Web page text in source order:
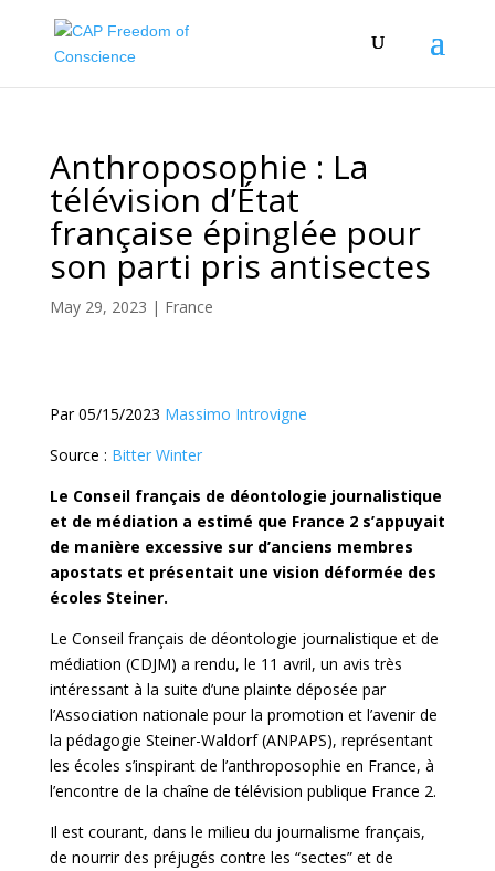
Anthroposophie : La
télévision d’État
française épinglée pour
son parti pris antisectes
May 29, 2023 | France
Par05/15/2023 Massimo Introvigne
Source : Bitter Winter
Le Conseil français de déontologie journalistique
et de médiation a estimé que France 2 s’appuyait
de manière excessive sur d’anciens membres
apostats et présentait une vision déformée des
écoles Steiner.
Le Conseil français de déontologie journalistique et de
médiation (CDJM) a rendu, le 11 avril, un avis très
intéressant à la suite d’une plainte déposée par
l’Association nationale pour la promotion et l’avenir de
la pédagogie Steiner-Waldorf (ANPAPS), représentant
les écoles s’inspirant de l’anthroposophie en France, à
l’encontre de la chaîne de télévision publique France 2.
Il est courant, dans le milieu du journalisme français,
de nourrir des préjugés contre les “sectes” et de